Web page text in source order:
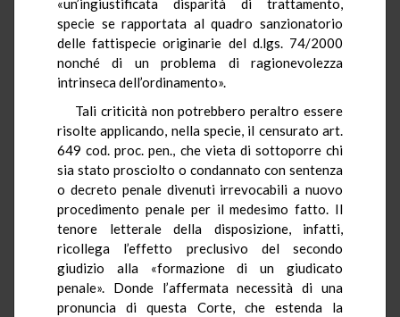
«un’ingiustificata disparità di trattamento,
specie se rapportata al quadro sanzionatorio
delle fattispecie originarie del d.lgs. 74/2000
nonché di un problema di ragionevolezza
intrinseca dell’ordinamento».
Tali criticità non potrebbero peraltro essere
risolte applicando, nella specie, il censurato art.
649 cod. proc. pen., che vieta di sottoporre chi
sia stato prosciolto o condannato con sentenza
o decreto penale divenuti irrevocabili a nuovo
procedimento penale per il medesimo fatto. Il
tenore letterale della disposizione, infatti,
ricollega l’effetto preclusivo del secondo
giudizio alla «formazione di un giudicato
penale». Donde l’affermata necessità di una
pronuncia di questa Corte, che estenda la